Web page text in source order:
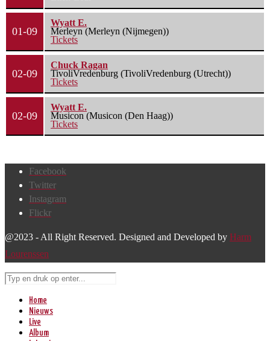
01-09
Wyatt E.
Merleyn (Merleyn (Nijmegen))
Tickets
02-09
Chuck Ragan
TivoliVredenburg (TivoliVredenburg (Utrecht))
Tickets
02-09
Wyatt E.
Musicon (Musicon (Den Haag))
Tickets
Facebook
Twitter
Instagram
Flickr
@2023 - All Right Reserved. Designed and Developed by Harm
Lourenssen
Home
Nieuws
Live
Album